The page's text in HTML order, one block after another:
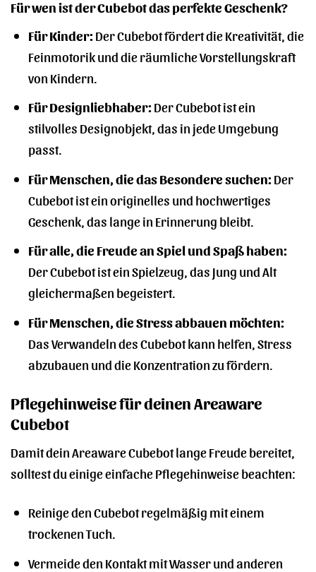
Für wen ist der Cubebot das perfekte Geschenk?
Für Kinder:Der Cubebot fördert die Kreativität, die
Feinmotorik und die räumliche Vorstellungskraft
von Kindern.
Für Designliebhaber:Der Cubebot ist ein
stilvolles Designobjekt, das in jede Umgebung
passt.
Für Menschen, die das Besondere suchen:Der
Cubebot ist ein originelles und hochwertiges
Geschenk, das lange in Erinnerung bleibt.
Für alle, die Freude an Spiel und Spaß haben:
Der Cubebot ist ein Spielzeug, das Jung und Alt
gleichermaßen begeistert.
Für Menschen, die Stress abbauen möchten:
Das Verwandeln des Cubebot kann helfen, Stress
abzubauen und die Konzentration zu fördern.
Pflegehinweise für deinen Areaware
Cubebot
Damit dein Areaware Cubebot lange Freude bereitet,
solltest du einige einfache Pflegehinweise beachten:
Reinige den Cubebot regelmäßig mit einem
trockenen Tuch.
Vermeide den Kontakt mit Wasser und anderen